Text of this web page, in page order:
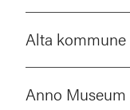
Alta kommune
Anno Museum